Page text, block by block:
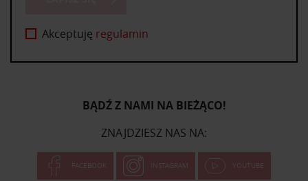
Akceptuję regulamin
BĄDŹ Z NAMI NA BIEŻĄCO!
ZNAJDZIESZ NAS NA:
FACEBOOK INSTAGRAM YOUTUBE